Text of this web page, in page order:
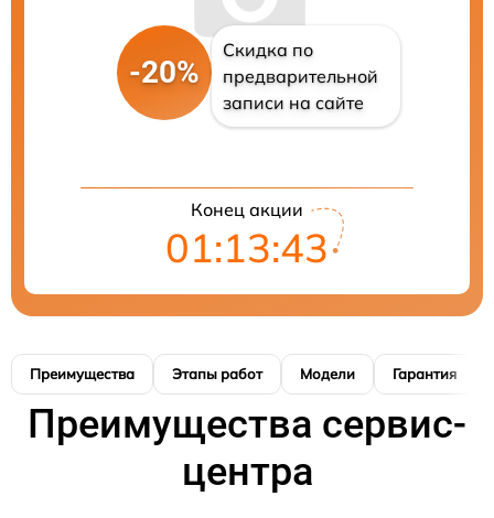
-20%
Скидка по
предварительной
записи на сайте
Конец акции
01:13:42
Преимущества Этапы работ Модели Гарантия
Преимущества сервис-
центра